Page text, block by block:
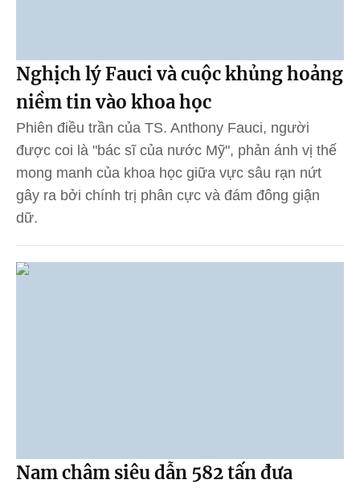
Nghịch lý Fauci và cuộc khủng hoảng
niềm tin vào khoa học
Phiên điều trần của TS. Anthony Fauci, người
được coi là "bác sĩ của nước Mỹ", phản ánh vị thế
mong manh của khoa học giữa vực sâu rạn nứt
gây ra bởi chính trị phân cực và đám đông giận
dữ.
Nam châm siêu dẫn 582 tấn đưa